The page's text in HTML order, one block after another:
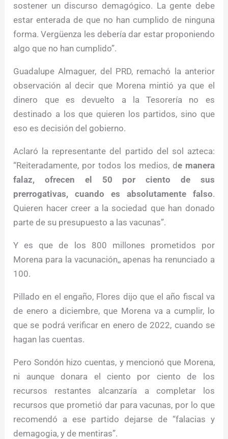
sostener un discurso demagógico. La gente debe
estar enterada de que no han cumplido de ninguna
forma. Vergüenza les debería dar estar proponiendo
algo que no han cumplido”.
Guadalupe Almaguer, del PRD, remachó la anterior
observación al decir que Morena mintió ya que el
dinero que es devuelto a la Tesorería no es
destinado a los que quieren los partidos, sino que
eso es decisión del gobierno.
Aclaró la representante del partido del sol azteca:
“Reiteradamente, por todos los medios, de manera
falaz, ofrecen el 50 por ciento de sus
prerrogativas, cuando es absolutamente falso.
Quieren hacer creer a la sociedad que han donado
parte de su presupuesto a las vacunas”.
Y es que de los 800 millones prometidos por
Morena para la vacunación,, apenas ha renunciado a
100.
Pillado en el engaño, Flores dijo que el año fiscal va
de enero a diciembre, que Morena va a cumplir, lo
que se podrá verificar en enero de 2022, cuando se
hagan las cuentas.
Pero Sondón hizo cuentas, y mencionó que Morena,
ni aunque donara el ciento por ciento de los
recursos restantes alcanzaría a completar los
recursos que prometió dar para vacunas, por lo que
recomendó a ese partido dejarse de “falacias y
demagogia, y de mentiras”.